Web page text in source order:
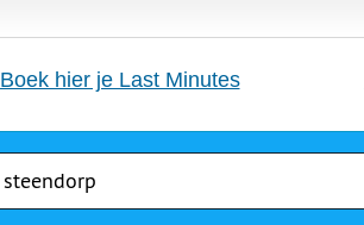
Boek hier je Last Minutes